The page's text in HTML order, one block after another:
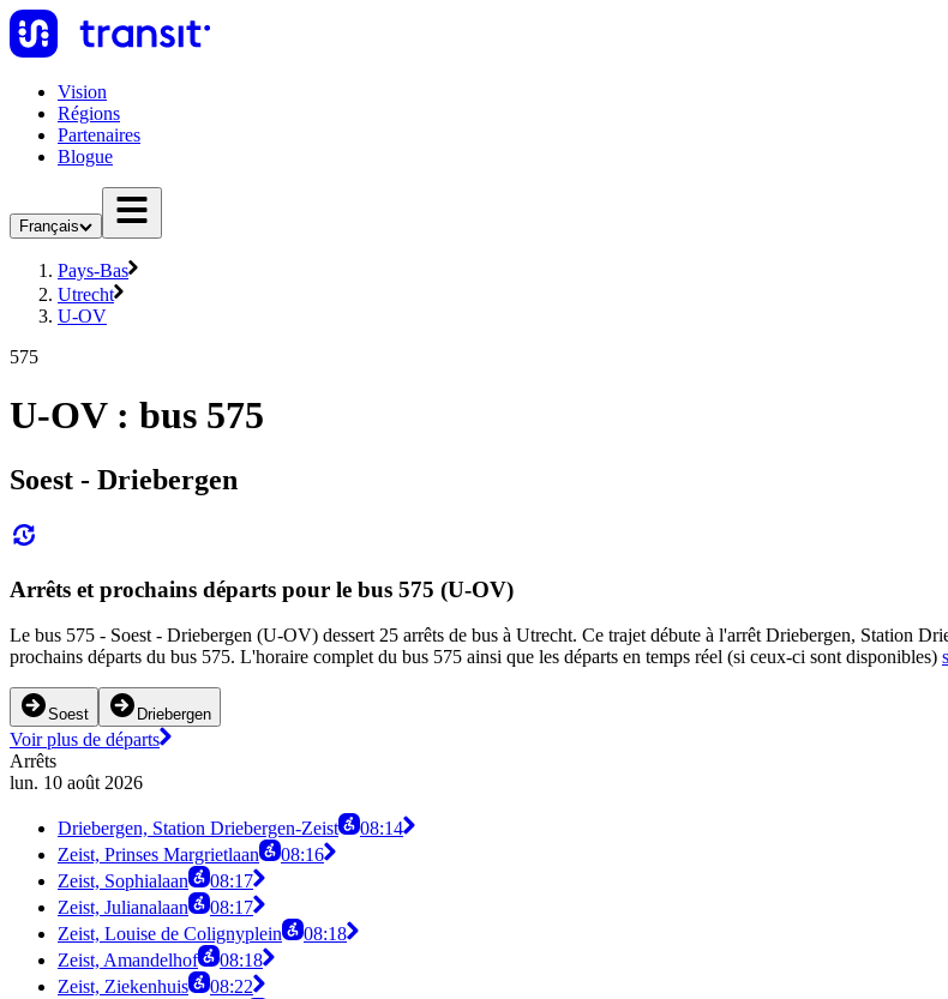
Vision
Régions
Partenaires
Blogue
Français
Pays-Bas
Utrecht
U-OV
575
U-OV : bus 575
Soest - Driebergen
Arrêts et prochains départs pour le bus 575 (U-OV)
Le bus 575 - Soest - Driebergen (U-OV) dessert 25 arrêts de bus à Utrecht. Ce trajet débute à l'arrêt Driebergen, Station
prochains départs du bus 575. L'horaire complet du bus 575 ainsi que les départs en temps réel (si ceux-ci sont disponibles)
Soest Driebergen
Voir plus de départs
Arrêts
lun. 10 août 2026
Driebergen, Station Driebergen-Zeist
08:14
Zeist, Prinses Margrietlaan
08:16
Zeist, Sophialaan
08:17
Zeist, Julianalaan
08:17
Zeist, Louise de Colignyplein
08:18
Zeist, Amandelhof
08:18
Zeist, Ziekenhuis
08:22